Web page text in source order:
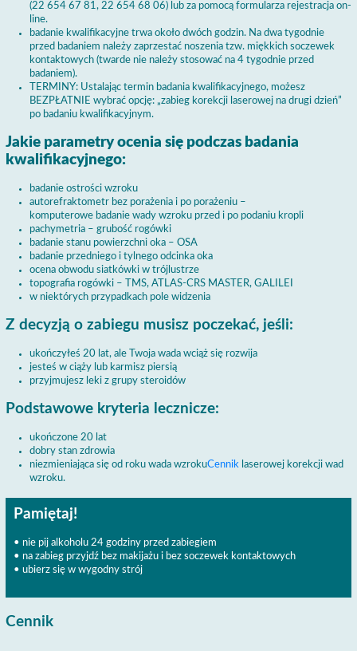
(22 654 67 81, 22 654 68 06) lub za pomocą formularza rejestracja on-
line.
badanie kwalifikacyjne trwa około dwóch godzin. Na dwa tygodnie
przed badaniem należy zaprzestać noszenia tzw. miękkich soczewek
kontaktowych (twarde nie należy stosować na 4 tygodnie przed
badaniem).
TERMINY: Ustalając termin badania kwalifikacyjnego, możesz
BEZPŁATNIE wybrać opcję: „zabieg korekcji laserowej na drugi dzień”
po badaniu kwalifikacyjnym.
Jakie parametry ocenia się podczas badania
kwalifikacyjnego:
badanie ostrości wzroku
autorefraktometr bez porażenia i po porażeniu –
komputerowe badanie wady wzroku przed i po podaniu kropli
pachymetria – grubość rogówki
badanie stanu powierzchni oka – OSA
badanie przedniego i tylnego odcinka oka
ocena obwodu siatkówki w trójlustrze
topografia rogówki – TMS, ATLAS-CRS MASTER, GALILEI
w niektórych przypadkach pole widzenia
Z decyzją o zabiegu musisz poczekać, jeśli:
ukończyłeś 20 lat, ale Twoja wada wciąż się rozwija
jesteś w ciąży lub karmisz piersią
przyjmujesz leki z grupy steroidów
Podstawowe kryteria lecznicze:
ukończone 20 lat
dobry stan zdrowia
niezmieniająca się od roku wada wzrokuCennik laserowej korekcji wad
wzroku.
Pamiętaj!
• nie pij alkoholu 24 godziny przed zabiegiem
• na zabieg przyjdź bez makijażu i bez soczewek kontaktowych
• ubierz się w wygodny strój
Cennik